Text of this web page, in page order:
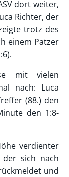
dort weiter,
Richter, der
trotz des
einem Patzer
mit vielen
nach: Luca
(88.) den
den 1:8-
verdienter
der sich nach
und